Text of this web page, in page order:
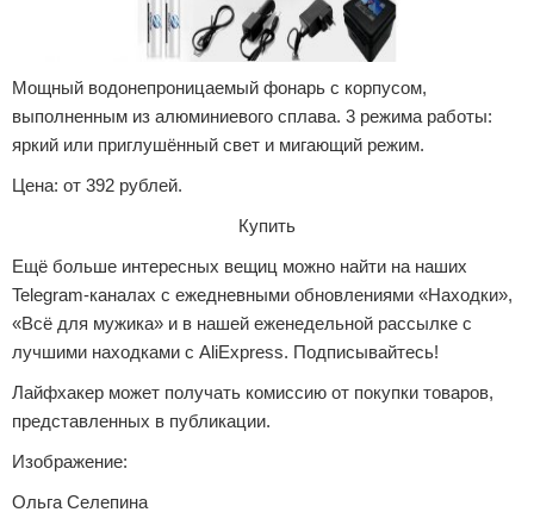
Мощный водонепроницаемый фонарь с корпусом,
выполненным из алюминиевого сплава. 3 режима работы:
яркий или приглушённый свет и мигающий режим.
Цена: от 392 рублей.
Купить
Ещё больше интересных вещиц можно найти на наших
Telegram-каналах с ежедневными обновлениями «Находки»,
«Всё для мужика» и в нашей еженедельной рассылке с
лучшими находками с AliExpress. Подписывайтесь!
Лайфхакер может получать комиссию от покупки товаров,
представленных в публикации.
Изображение:
Ольга Селепина